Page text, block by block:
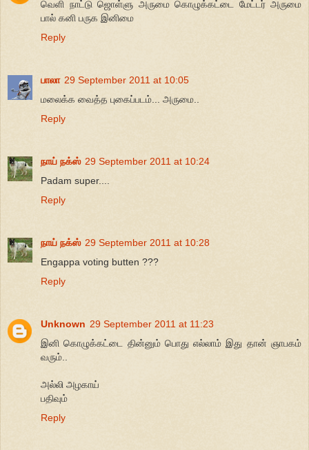
வெளி நாட்டு ஜொள்ளு அருமை கொழுக்கட்டை மேட்டர் அருமை
பால் கனி பருக இனிமை
Reply
பாலா 29 September 2011 at 10:05
மலைக்க வைத்த புகைப்படம்... அருமை..
Reply
நாய் நக்ஸ் 29 September 2011 at 10:24
Padam super....
Reply
நாய் நக்ஸ் 29 September 2011 at 10:28
Engappa voting butten ???
Reply
Unknown 29 September 2011 at 11:23
இனி கொழுக்கட்டை தின்னும் பொது எல்லாம் இது தான் ஞாபகம்
வரும்..
அல்லி அழகாய்
பதிவும்
Reply